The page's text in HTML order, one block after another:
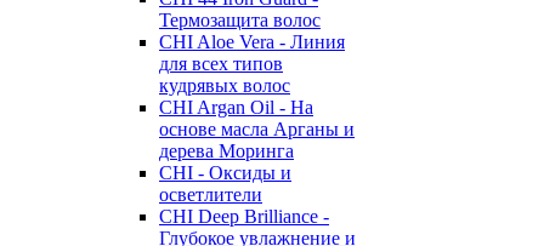
Термозащита волос
CHI Aloe Vera - Линия
для всех типов
кудрявых волос
CHI Argan Oil - На
основе масла Арганы и
дерева Моринга
CHI - Оксиды и
осветлители
CHI Deep Brilliance -
Глубокое увлажнение и